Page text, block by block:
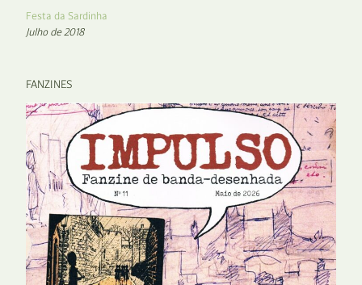
Festa da Sardinha
Julho de 2018
FANZINES